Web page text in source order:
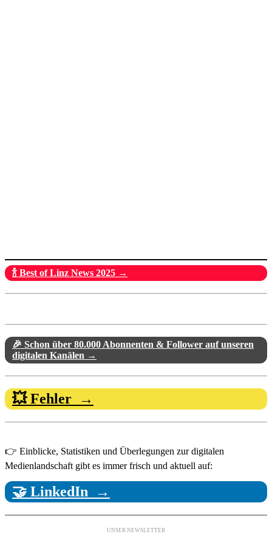
🍾 Best of Linz News 2025 →
🎉 Schon über 80.000 Abonnenten & Follower auf unseren
digitalen Kanälen →
💥 Fehler →
👉 Einblicke, Statistiken und Überlegungen zur digitalen
Medienlandschaft gibt es immer frisch und aktuell auf:
🤝 LinkedIn →
UNSER NEWSLETTER